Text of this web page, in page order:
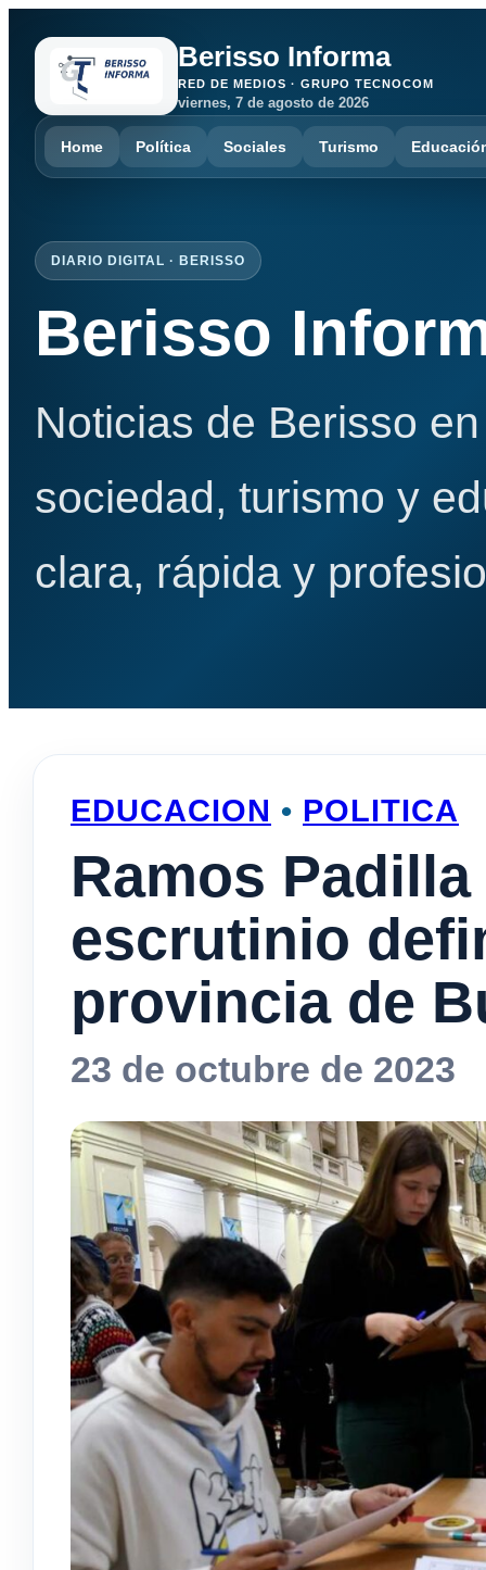
Berisso Informa
RED DE MEDIOS · GRUPO TECNOCOM
viernes, 7 de agosto de 2026
Home Política Sociales Turismo
DIARIO DIGITAL · BERISSO
Berisso
Noticias de Berisso
sociedad, turismo y
clara, rápida y
EDUCACION • POLITICA
Ramos
escrutinio
provincia de
23 de octubre de 2023